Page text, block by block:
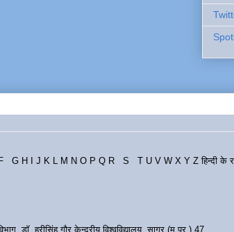
G H I J K L M N O P Q R S T U V W X Y Z हिन्दी के
डॉ. हरीसिंह गौर केन्द्रीय विश्वविद्यालय, सागर (म.प्र.) 47...